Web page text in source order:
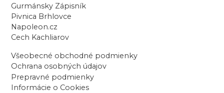
Gurmánsky Zápisník
Pivnica Brhlovce
Napoleon.cz
Cech Kachliarov
Všeobecné obchodné podmienky
Ochrana osobných údajov
Prepravné podmienky
Informácie o Cookies